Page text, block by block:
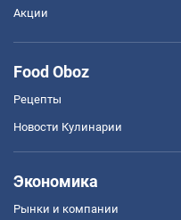
Акции
Food Oboz
Рецепты
Новости Кулинарии
Экономика
Рынки и компании